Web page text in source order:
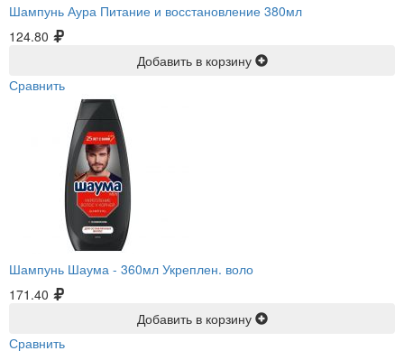
Шампунь Аура Питание и восстановление 380мл
124.80
Добавить в корзину
Сравнить
Шампунь Шаума - 360мл Укреплен. воло
171.40
Добавить в корзину
Сравнить